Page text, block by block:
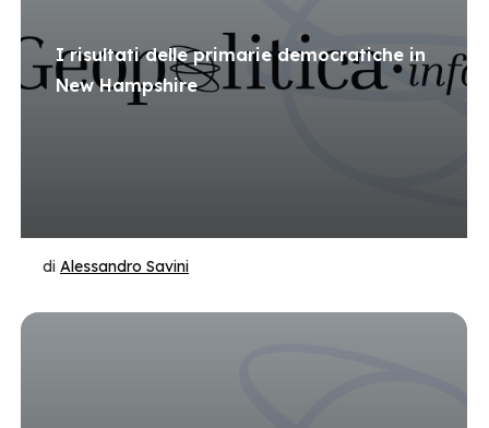
I risultati delle primarie democratiche in
New Hampshire
di Alessandro Savini